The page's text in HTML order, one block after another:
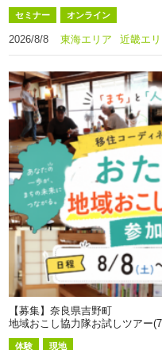
セミナー オンライン
2026/8/8 東海エリア 近畿エ
【募集】奈良県吉野町
地域おこし協力隊お試しツアー
体験 現地